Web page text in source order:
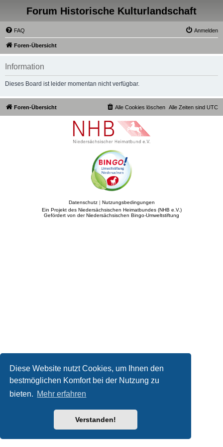
Diese Website nutzt Cookies, um Ihnen den
bestmöglichen Komfort bei der Nutzung zu
bieten. Mehr erfahren
Verstanden!
Forum Historische Kulturlandschaft
FAQ Anmelden
Foren-Übersicht
Information
Dieses Board ist leider momentan nicht verfügbar.
Foren-Übersicht Alle Zeiten sind UTC
Alle Cookies löschen
Datenschutz| Nutzungsbedingungen
Ein Projekt des Niedersächsischen Heimatbundes (NHB e.V.)
Gefördert von der Niedersächsischen Bingo-Umweltstiftung